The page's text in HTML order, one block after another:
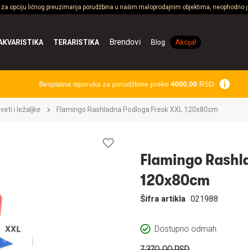
opciju ličnog preuzimanja porudžbina u našim maloprodajnim objektima,
TERARISTIKA Brendovi Blog Akcija!
Besplatna isporuka za porudžbine preko 4000.00RSD.
i ležaljke Flamingo Rashladna Podloga Fresk XXL 120x80cm
želja
Flamingo
120x80cm
Dostupno odmah
Šifra artikla 021988